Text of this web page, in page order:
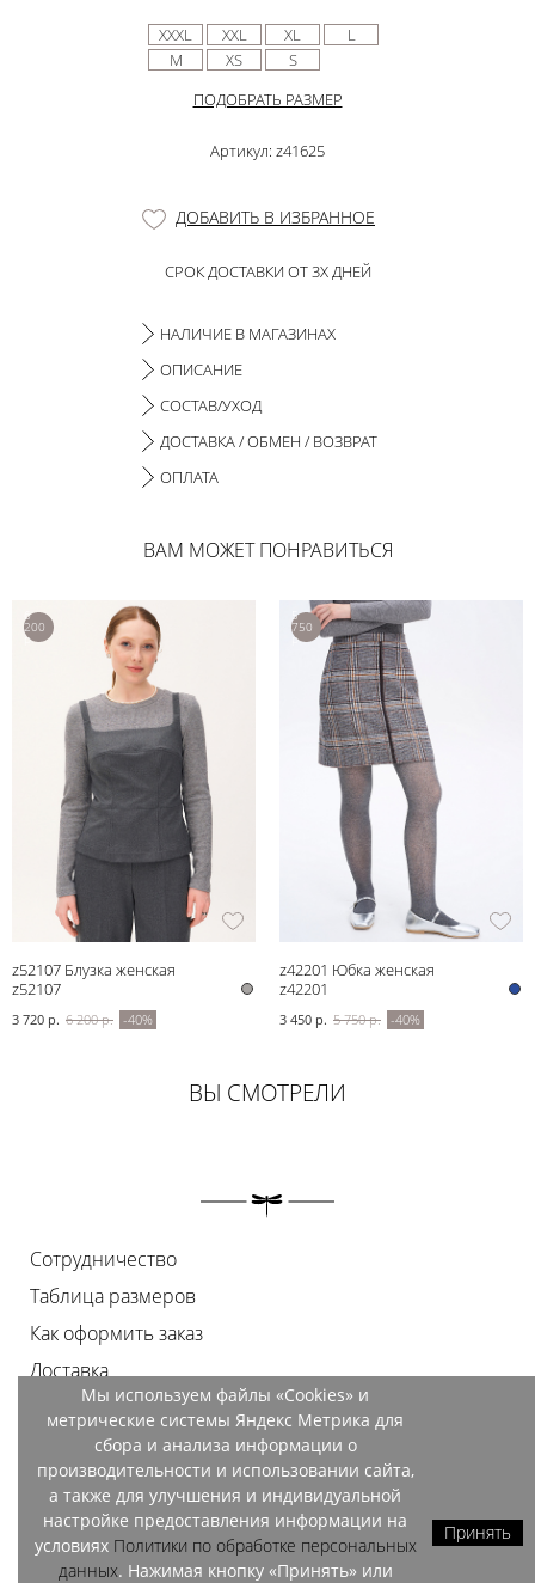
XXXL XXL XL
L
M
XS
S
ПОДОБРАТЬ РАЗМЕР
Артикул: z41625
ДОБАВИТЬ В ИЗБРАННОЕ
СРОК ДОСТАВКИ ОТ 3Х ДНЕЙ
НАЛИЧИЕ В МАГАЗИНАХ
ОПИСАНИЕ
СОСТАВ/УХОД
ДОСТАВКА / ОБМЕН / ВОЗВРАТ
ОПЛАТА
ВАМ МОЖЕТ ПОНРАВИТЬСЯ
6
200
р.
z52107 Блузка женская
z52107
3 720 р. 6 200 р. -40%
5
750
р.
z42201 Юбка женская
z42201
3 450 р. 5 750 р. -40%
ВЫ СМОТРЕЛИ
Сотрудничество
Таблица размеров
Как оформить заказ
Доставка
Оплата
Возврат
Документы
Контакты
Магазины
Мы используем файлы «Cookies» и
метрические системы Яндекс Метрика для
сбора и анализа информации о
производительности и использовании сайта,
а также для улучшения и индивидуальной
настройке предоставления информации на
условиях Политики по обработке персональных
данных. Нажимая кнопку «Принять» или
Принять